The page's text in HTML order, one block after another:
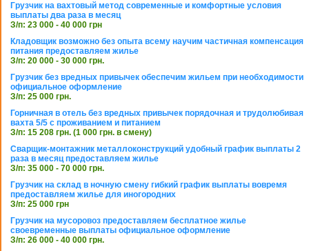
Грузчик на вахтовый метод современные и комфортные условия
выплаты два раза в месяц
З/п: 23 000 - 40 000 грн
Кладовщик возможно без опыта всему научим частичная компенсация
питания предоставляем жилье
З/п: 20 000 - 30 000 грн.
Грузчик без вредных привычек обеспечим жильем при необходимости
официальное оформление
З/п: 25 000 грн.
Горничная в отель без вредных привычек порядочная и трудолюбивая
вахта 5/5 с проживанием и питанием
З/п: 15 208 грн. (1 000 грн. в смену)
Сварщик-монтажник металлоконструкций удобный график выплаты 2
раза в месяц предоставляем жилье
З/п: 35 000 - 70 000 грн.
Грузчик на склад в ночную смену гибкий график выплаты вовремя
предоставляем жилье для иногородних
З/п: 25 000 грн
Грузчик на мусоровоз предоставляем бесплатное жилье
своевременные выплаты официальное оформление
З/п: 26 000 - 40 000 грн.